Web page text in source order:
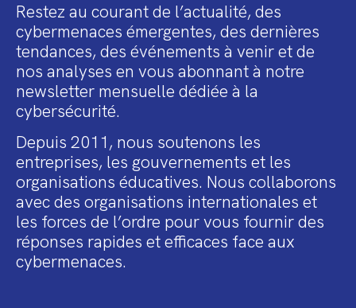
Restez au courant de l’actualité, des
cybermenaces émergentes, des dernières
tendances, des événements à venir et de
nos analyses en vous abonnant à notre
newsletter mensuelle dédiée à la
cybersécurité.
Depuis 2011, nous soutenons les
entreprises, les gouvernements et les
organisations éducatives. Nous collaborons
avec des organisations internationales et
les forces de l’ordre pour vous fournir des
réponses rapides et efficaces face aux
cybermenaces.